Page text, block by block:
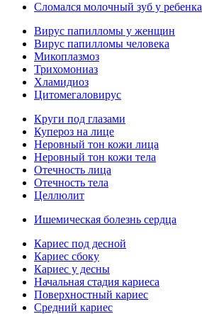
Сломался молочный зуб у ребенка
Вирус папилломы у женщин
Вирус папилломы человека
Микоплазмоз
Трихомониаз
Хламидиоз
Цитомегаловирус
Круги под глазами
Купероз на лице
Неровный тон кожи лица
Неровный тон кожи тела
Отечность лица
Отечность тела
Целлюлит
Ишемическая болезнь сердца
Кариес под десной
Кариес сбоку
Кариес у десны
Начальная стадия кариеса
Поверхностный кариес
Средний кариес